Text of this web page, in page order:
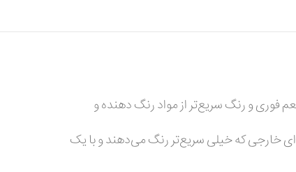
فوری و رنگ سریع‌تر از مواد رنگ دهنده و
می‌دهد به ویژه اغلب چای‌های کیسه‌ای خارجی که خیلی سریع‌تر رنگ می‌دهند و با یک